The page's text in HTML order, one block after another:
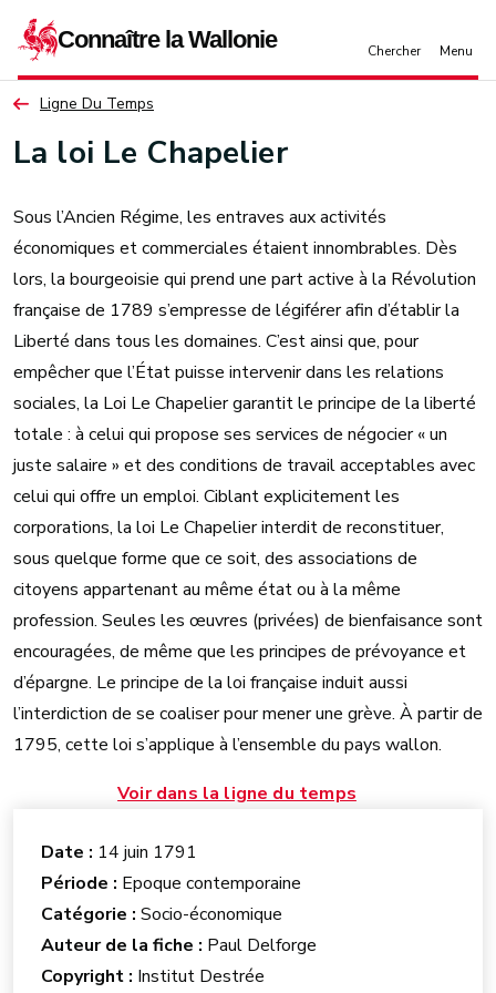
Ligne Du Temps
La loi Le Chapelier
Sous l’Ancien Régime, les entraves aux activités
économiques et commerciales étaient innombrables. Dès
lors, la bourgeoisie qui prend une part active à la Révolution
française de 1789 s’empresse de légiférer afin d’établir la
Liberté dans tous les domaines. C’est ainsi que, pour
empêcher que l’État puisse intervenir dans les relations
sociales, la Loi Le Chapelier garantit le principe de la liberté
totale : à celui qui propose ses services de négocier « un
juste salaire » et des conditions de travail acceptables avec
celui qui offre un emploi. Ciblant explicitement les
corporations, la loi Le Chapelier interdit de reconstituer,
sous quelque forme que ce soit, des associations de
citoyens appartenant au même état ou à la même
profession. Seules les œuvres (privées) de bienfaisance sont
encouragées, de même que les principes de prévoyance et
d’épargne. Le principe de la loi française induit aussi
l’interdiction de se coaliser pour mener une grève. À partir de
1795, cette loi s’applique à l’ensemble du pays wallon.
Voir dans la ligne du temps
Date : 14 juin 1791
Période : Epoque contemporaine
Catégorie : Socio-économique
Auteur de la fiche : Paul Delforge
Copyright : Institut Destrée